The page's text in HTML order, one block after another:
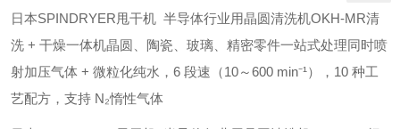
日本SPINDRYER甩干机 半导体行业用晶圆清洗机OKH-MR清
洗 + 干燥一体机晶圆、陶瓷、玻璃、精密零件一站式处理同时喷
射加压气体 + 微粒化纯水，6 段速（10～600 min⁻¹），10 种工
艺配方，支持 N₂惰性气体